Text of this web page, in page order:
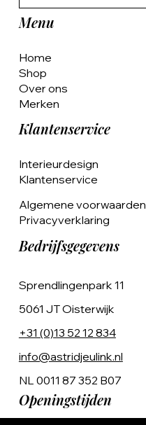
Menu
Home
Shop
Over ons
Merken
Klantenservice
Interieurdesign
Klantenservice
Algemene voorwaarden
Privacyverklaring
Bedrijfsgegevens
Sprendlingenpark 11
5061 JT Oisterwijk
+31 (0)13 52 12 834
info@astridjeulink.nl
NL 0011 87 352 B07
Openingstijden